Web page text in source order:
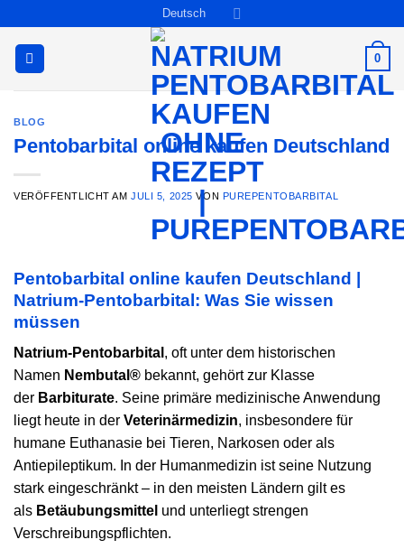
springen
Deutsch
0
BLOG
Pentobarbital online kaufen Deutschland
VERÖFFENTLICHT AMJULI 5, 2025 VON PUREPENTOBARBITAL
Pentobarbital online kaufen Deutschland |
Natrium-Pentobarbital: Was Sie wissen
müssen
Natrium-Pentobarbital , oft unter dem historischen
Namen Nembutal® bekannt, gehört zur Klasse
der Barbiturate. Seine primäre medizinische Anwendung
liegt heute in der Veterinärmedizin, insbesondere für
humane Euthanasie bei Tieren, Narkosen oder als
Antiepileptikum. In der Humanmedizin ist seine Nutzung
stark eingeschränkt – in den meisten Ländern gilt es
als Betäubungsmittel und unterliegt strengen
Verschreibungspflichten.